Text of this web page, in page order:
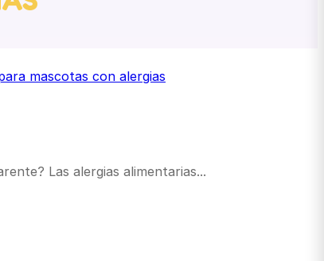
Las alergias alimentarias...